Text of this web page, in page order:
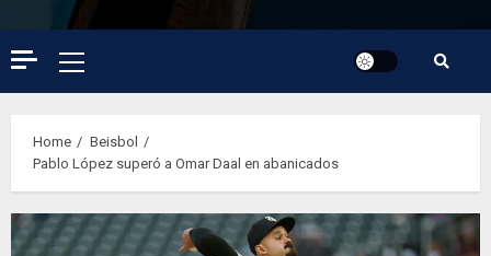
Primary
Menu
Home
Beisbol
Pablo López superó a Omar Daal en abanicados